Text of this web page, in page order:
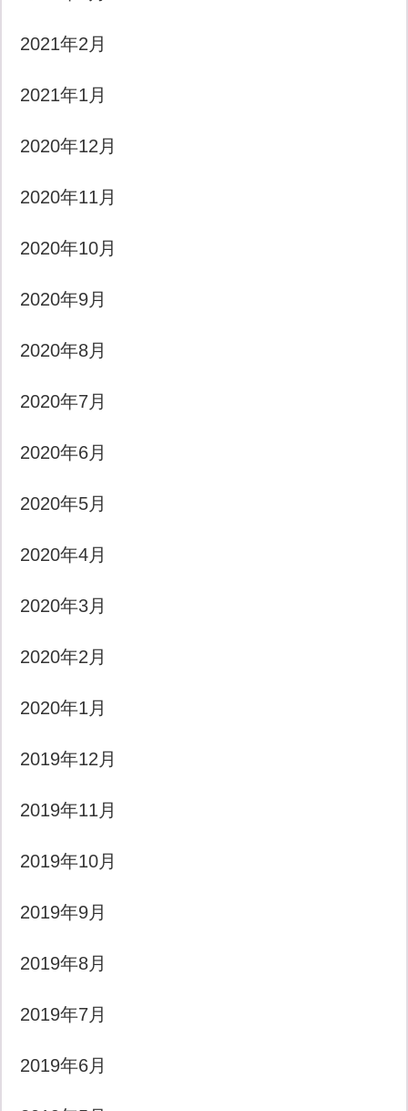
2021年2月
2021年1月
2020年12月
2020年11月
2020年10月
2020年9月
2020年8月
2020年7月
2020年6月
2020年5月
2020年4月
2020年3月
2020年2月
2020年1月
2019年12月
2019年11月
2019年10月
2019年9月
2019年8月
2019年7月
2019年6月